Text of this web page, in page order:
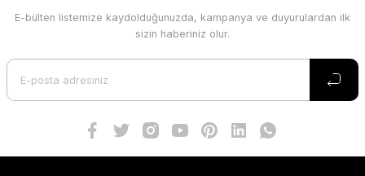
E-bülten listemize kaydolduğunuzda, kampanya ve duyurulardan ilk
sizin haberiniz olur.